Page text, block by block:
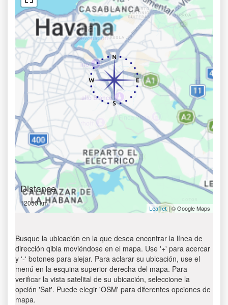
Distance
12050 km
Leaflet| © Google Maps
Busque la ubicación en la que desea encontrar la línea de
dirección qibla moviéndose en el mapa. Use '+' para acercar
y '-' botones para alejar. Para aclarar su ubicación, use el
menú en la esquina superior derecha del mapa. Para
verificar la vista satelital de su ubicación, seleccione la
opción 'Sat'. Puede elegir 'OSM' para diferentes opciones de
mapa.